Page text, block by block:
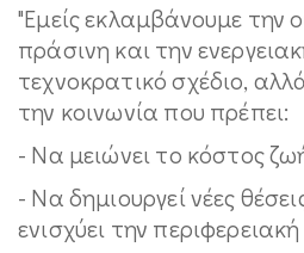
"Εμείς εκλαμβάνουμε την
πράσινη και την
τεχνοκρατικό σχέδιο,
την κοινωνία που πρέπει:
- Να μειώνει το κόστος
- Να δημιουργεί νέες
ενισχύει την